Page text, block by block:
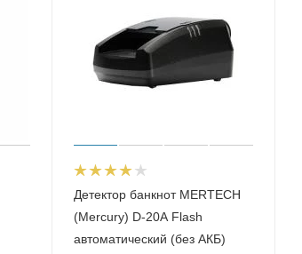
Детектор банкнот MERTECH
(Mercury) D-20А Flash
автоматический (без АКБ)